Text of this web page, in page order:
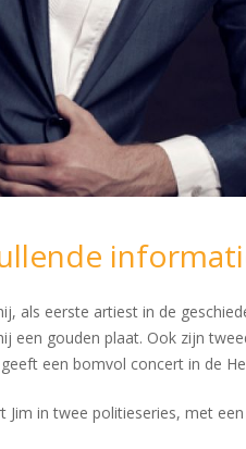
als eerste artiest in de
een gouden plaat. Ook zijn
een bomvol concert in de
Jim in twee politieseries, met